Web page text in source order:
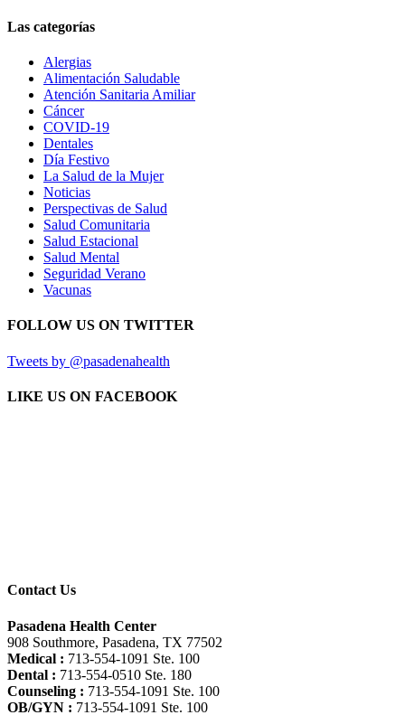
Las categorías
Alergias
Alimentación Saludable
Atención Sanitaria Amiliar
Cáncer
COVID-19
Dentales
Día Festivo
La Salud de la Mujer
Noticias
Perspectivas de Salud
Salud Comunitaria
Salud Estacional
Salud Mental
Seguridad Verano
Vacunas
FOLLOW US ON TWITTER
Tweets by @pasadenahealth
LIKE US ON FACEBOOK
Contact Us
Pasadena Health Center
908 Southmore, Pasadena, TX 77502
Medical : 713-554-1091 Ste. 100
Dental : 713-554-0510 Ste. 180
Counseling : 713-554-1091 Ste. 100
OB/GYN : 713-554-1091 Ste. 100